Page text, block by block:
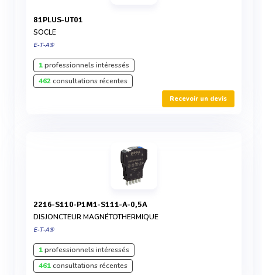
81PLUS-UT01
SOCLE
E-T-A®
1professionnels intéressés
462consultations récentes
Recevoir un devis
2216-S110-P1M1-S111-A-0,5A
DISJONCTEUR MAGNÉTOTHERMIQUE
E-T-A®
1professionnels intéressés
461consultations récentes